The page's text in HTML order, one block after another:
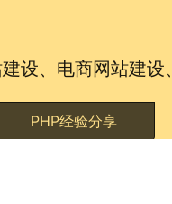
设、电商网站建
PHP经验分享